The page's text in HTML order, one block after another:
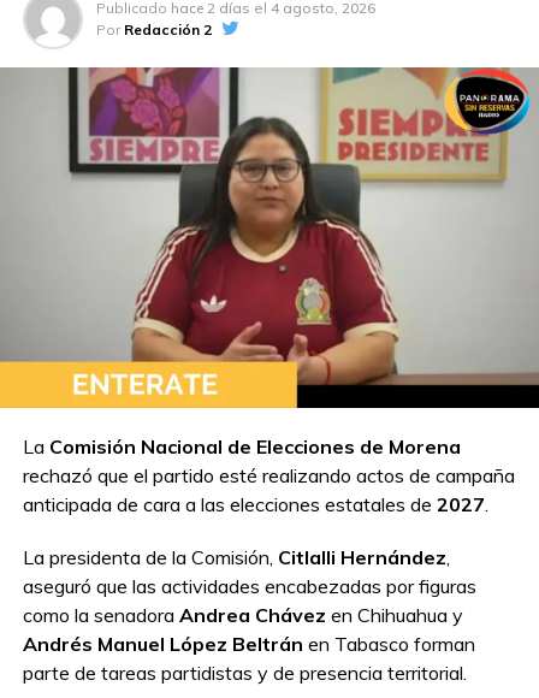
Publicado hace 2 días el 4 agosto, 2026
Por Redacción 2
La Comisión Nacional de Elecciones de Morena
rechazó que el partido esté realizando actos de campaña
anticipada de cara a las elecciones estatales de 2027.
La presidenta de la Comisión, Citlalli Hernández,
aseguró que las actividades encabezadas por figuras
como la senadora Andrea Chávez en Chihuahua y
Andrés Manuel López Beltrán en Tabasco forman
parte de tareas partidistas y de presencia territorial.